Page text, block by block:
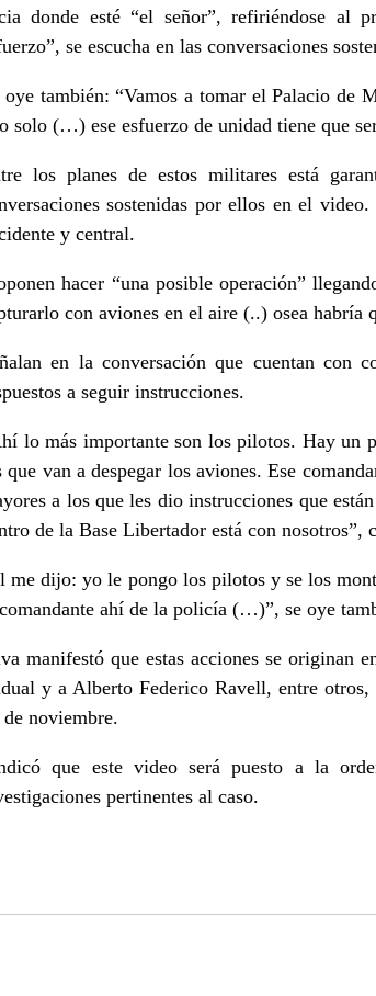
donde esté “el señor”, refiriéndose al
se escucha en las conversaciones
oye también: “Vamos a tomar el Palacio de
solo (…) ese esfuerzo de unidad tiene que
los planes de estos militares está
sostenidas por ellos en el
y central.
hacer “una posible operación”
con aviones en el aire (..) osea habría
en la conversación que cuentan con
a seguir instrucciones.
lo más importante son los pilotos. Hay un
que van a despegar los aviones. Ese
a los que les dio instrucciones que
de la Base Libertador está con nosotros”,
me dijo: yo le pongo los pilotos y se los
ahí de la policía (…)”, se oye
manifestó que estas acciones se originan
y a Alberto Federico Ravell, entre
de noviembre.
que este video será puesto a la
pertinentes al caso.